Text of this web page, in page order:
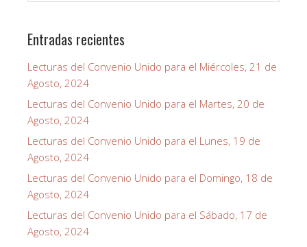
Entradas recientes
Lecturas del Convenio Unido para el Miércoles, 21 de
Agosto, 2024
Lecturas del Convenio Unido para el Martes, 20 de
Agosto, 2024
Lecturas del Convenio Unido para el Lunes, 19 de
Agosto, 2024
Lecturas del Convenio Unido para el Domingo, 18 de
Agosto, 2024
Lecturas del Convenio Unido para el Sábado, 17 de
Agosto, 2024